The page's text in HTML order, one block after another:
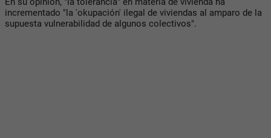
incrementado "la 'okupación' ilegal de viviendas al amparo de la
supuesta vulnerabilidad de algunos colectivos".